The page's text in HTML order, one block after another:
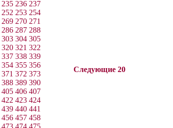
235 236 237
252 253 254
269 270 271
286 287 288
303 304 305
320 321 322
337 338 339
354 355 356
371 372 373
388 389 390
405 406 407
422 423 424
439 440 441
456 457 458
Следующие 20